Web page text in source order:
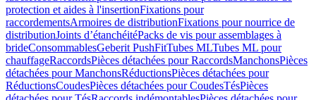
protection et aides à l'insertionFixations pour
raccordementsArmoires de distributionFixations pour nourrice de
distributionJoints d’étanchéitéPacks de vis pour assemblages à
brideConsommablesGeberit PushFitTubes MLTubes ML pour
chauffageRaccordsPièces détachées pour RaccordsManchonsPièces
détachées pour ManchonsRéductionsPièces détachées pour
RéductionsCoudesPièces détachées pour CoudesTésPièces